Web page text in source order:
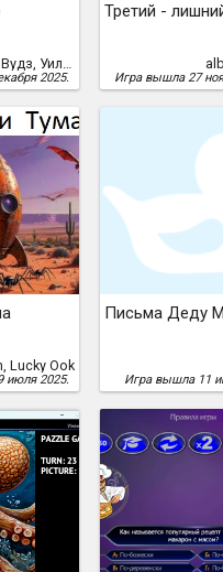
NecRabbit, Дон Вудз, Уильям Кроутер
2025.
Третий -
Игра вышла 27
Lucky Ook
июля 2025.
Письма Деду
Игра вышла 11